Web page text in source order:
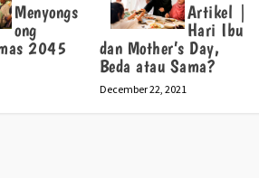
Menyongs
ong
2045
Artikel |
Hari Ibu
dan Mother’s Day,
Beda atau Sama?
December 22, 2021